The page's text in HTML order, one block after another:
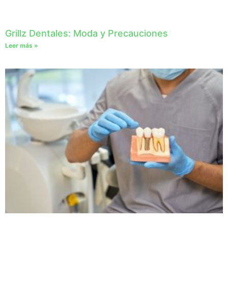
Grillz Dentales: Moda y Precauciones
Leer más »